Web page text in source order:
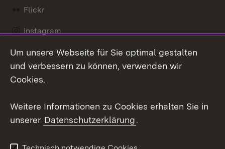
Flickr
Instagram
Social Wall
Um unsere Webseite für Sie optimal gestalten
und verbessern zu können, verwenden wir
Cookies.
Weitere Informationen zu Cookies erhalten Sie in
unserer Datenschutzerklärung.